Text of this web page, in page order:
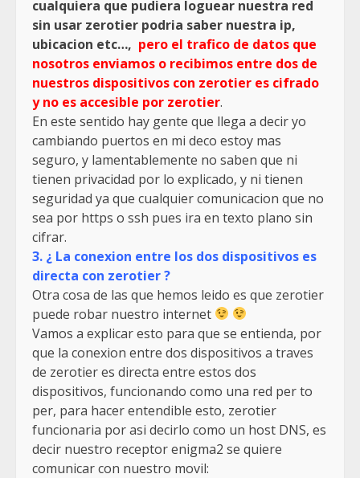
cualquiera que pudiera loguear nuestra red
sin usar zerotier podria saber nuestra ip,
ubicacion etc…, pero el trafico de datos que
nosotros enviamos o recibimos entre dos de
nuestros dispositivos con zerotier es cifrado
y no es accesible por zerotier.
En este sentido hay gente que llega a decir yo
cambiando puertos en mi deco estoy mas
seguro, y lamentablemente no saben que ni
tienen privacidad por lo explicado, y ni tienen
seguridad ya que cualquier comunicacion que no
sea por https o ssh pues ira en texto plano sin
cifrar.
3. ¿ La conexion entre los dos dispositivos es
directa con zerotier ?
Otra cosa de las que hemos leido es que zerotier
puede robar nuestro internet
Vamos a explicar esto para que se entienda, por
que la conexion entre dos dispositivos a traves
de zerotier es directa entre estos dos
dispositivos, funcionando como una red per to
per, para hacer entendible esto, zerotier
funcionaria por asi decirlo como un host DNS, es
decir nuestro receptor enigma2 se quiere
comunicar con nuestro movil: